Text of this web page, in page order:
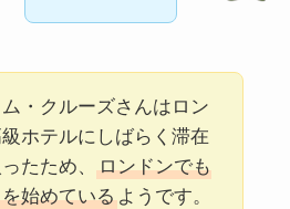
・クルーズさんはロン
級ホテルにしばらく滞在
たため、
ロンドンでも
始めているようです。